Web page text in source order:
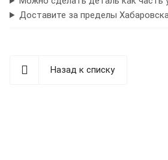
Доставите за пределы
Назад к списку